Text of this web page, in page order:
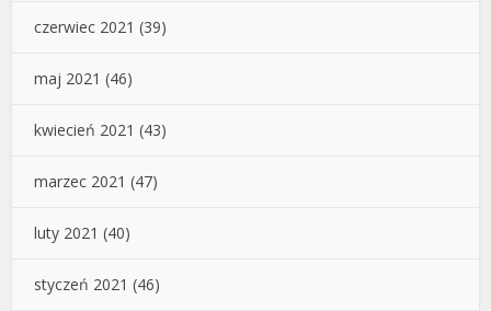
czerwiec 2021 (39)
maj 2021 (46)
kwiecień 2021 (43)
marzec 2021 (47)
luty 2021 (40)
styczeń 2021 (46)